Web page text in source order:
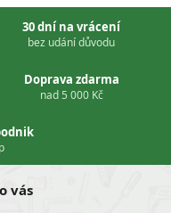
30 dní na vrácení
bez udání důvodu
Doprava zdarma
nad 5 000 Kč
vás